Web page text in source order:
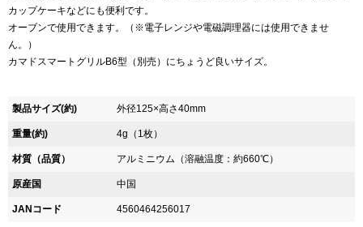
カップケーキなどにも便利です。
オーブンで使用できます。（※電子レンジや電磁調理器には使用できませ
ん。）
カマドスマートグリルB6型（別売）にちょうど良いサイズ。
製品サイズ(約) 外径125×高さ40mm
重量(約) 4g（1枚）
材質（品質） アルミニウム（溶融温度：約660℃）
原産国 中国
JANコード 4560464256017